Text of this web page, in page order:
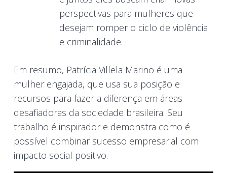
perspectivas para mulheres que
desejam romper o ciclo de violência
e criminalidade.
Em resumo, Patrícia Villela Marino é uma
mulher engajada, que usa sua posição e
recursos para fazer a diferença em áreas
desafiadoras da sociedade brasileira. Seu
trabalho é inspirador e demonstra como é
possível combinar sucesso empresarial com
impacto social positivo.